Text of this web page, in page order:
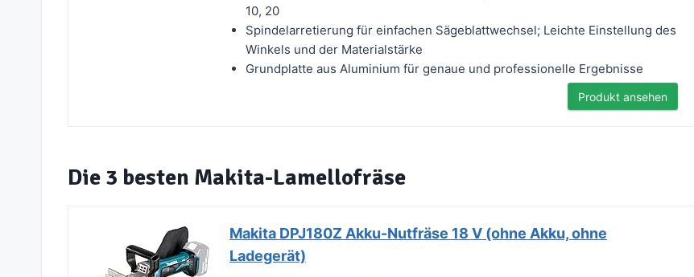
10, 20
Spindelarretierung für einfachen Sägeblattwechsel; Leichte Einstellung des
Winkels und der Materialstärke
Grundplatte aus Aluminium für genaue und professionelle Ergebnisse
Produkt ansehen
Die 3 besten Makita-Lamellofräse
Makita DPJ180Z Akku-Nutfräse 18 V (ohne Akku, ohne
Ladegerät)